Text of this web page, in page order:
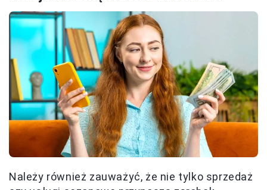
Należy również zauważyć, że nie tylko sprzedaż